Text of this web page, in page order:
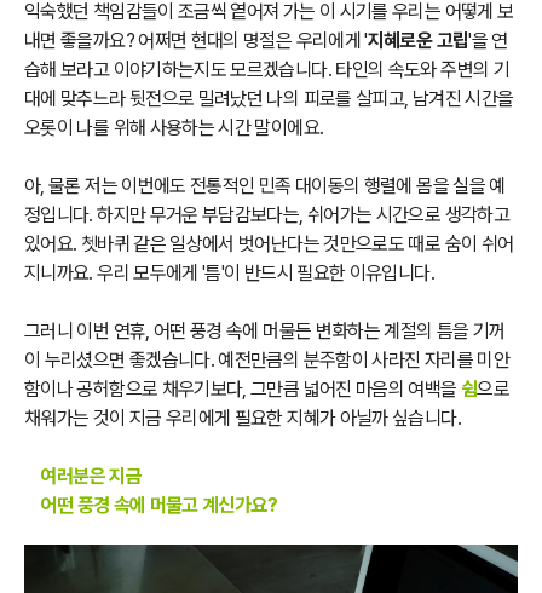
익숙했던 책임감들이 조금씩 옅어져 가는 이 시기를 우리는 어떻게 보
내면 좋을까요? 어쩌면 현대의 명절은 우리에게 '지혜로운 고립'을 연
습해 보라고 이야기하는지도 모르겠습니다. 타인의 속도와 주변의 기
대에 맞추느라 뒷전으로 밀려났던 나의 피로를 살피고, 남겨진 시간을
오롯이 나를 위해 사용하는 시간 말이에요.
아, 물론 저는 이번에도 전통적인 민족 대이동의 행렬에 몸을 실을 예
정입니다. 하지만 무거운 부담감보다는, 쉬어가는 시간으로 생각하고
있어요. 쳇바퀴 같은 일상에서 벗어난다는 것만으로도 때로 숨이 쉬어
지니까요. 우리 모두에게 '틈'이 반드시 필요한 이유입니다.
그러니 이번 연휴, 어떤 풍경 속에 머물든 변화하는 계절의 틈을 기꺼
이 누리셨으면 좋겠습니다. 예전만큼의 분주함이 사라진 자리를 미안
함이나 공허함으로 채우기보다, 그만큼 넓어진 마음의 여백을 쉼으로
채워가는 것이 지금 우리에게 필요한 지혜가 아닐까 싶습니다.
여러분은 지금
어떤 풍경 속에 머물고 계신가요?